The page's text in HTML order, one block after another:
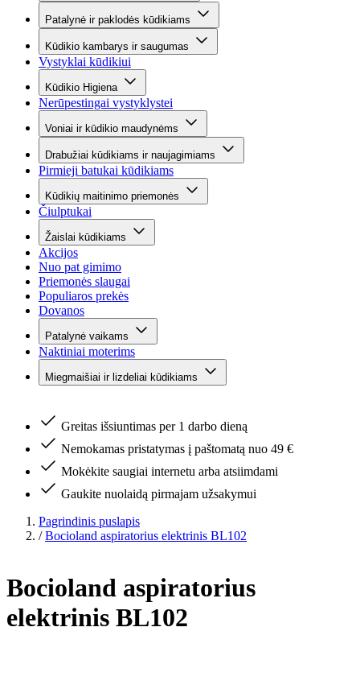
Patalynė ir paklodės kūdikiams
Kūdikio kambarys ir saugumas
Vystyklai kūdikiui
Kūdikio Higiena
Nerūpestingai vystyklystei
Voniai ir kūdikio maudynėms
Drabužiai kūdikiams ir naujagimiams
Pirmieji batukai kūdikiams
Kūdikių maitinimo priemonės
Čiulptukai
Žaislai kūdikiams
Akcijos
Nuo pat gimimo
Priemonės slaugai
Populiaros prekės
Dovanos
Patalynė vaikams
Naktiniai moterims
Miegmaišiai ir lizdeliai kūdikiams
Greitas išsiuntimas per 1 darbo dieną
Nemokamas pristatymas į paštomatą nuo 49 €
Mokėkite saugiai internetu arba atsiimdami
Gaukite nuolaidą pirmajam užsakymui
Pagrindinis puslapis
/ Bocioland aspiratorius elektrinis BL102
Bocioland aspiratorius
elektrinis BL102